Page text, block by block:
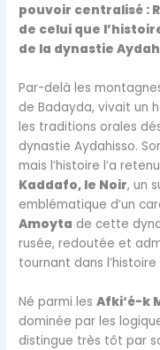
pouvoir centralisé :
de celui que
de la dynastie
Par-delà les
de Badayda, vivait un
les traditions orales
dynastie Aydahisso.
mais l’histoire l’a
Kaddafo, le Noir, un
emblématique d’un
Amoyta de cette
rusée, redoutée et
tournant dans
Né parmi lesAfki‘é-k
dominée par les
distingue très tôt par